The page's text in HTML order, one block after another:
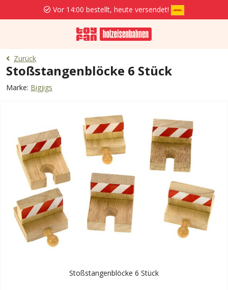
Vor 14:00 bestellt, heute versendet!
Zurück
Stoßstangenblöcke 6 Stück
Marke: Bigjigs
Stoßstangenblöcke 6 Stück